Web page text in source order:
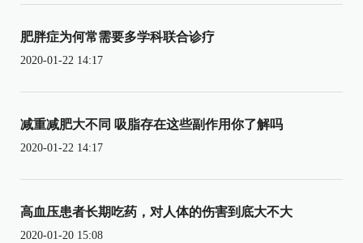
肥胖症为何常需要多学科联合诊疗
2020-01-22 14:17
减重减肥大不同 吸脂存在这些副作用你了解吗
2020-01-22 14:17
高血压患者长期吃药，对人体的伤害到底大不大
2020-01-20 15:08